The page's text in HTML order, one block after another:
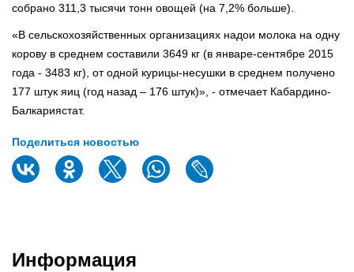
собрано 311,3 тысячи тонн овощей (на 7,2% больше).
«В сельскохозяйственных организациях надои молока на одну
корову в среднем составили 3649 кг (в январе-сентябре 2015
года - 3483 кг), от одной курицы-несушки в среднем получено
177 штук яиц (год назад – 176 штук)», - отмечает Кабардино-
Балкариястат.
Поделиться новостью
Информация